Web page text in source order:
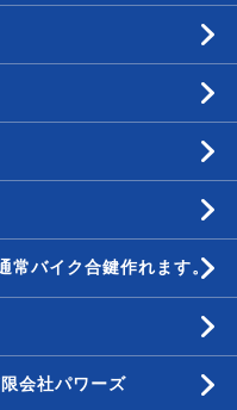
常バイク合鍵作れます。
会社パワーズ